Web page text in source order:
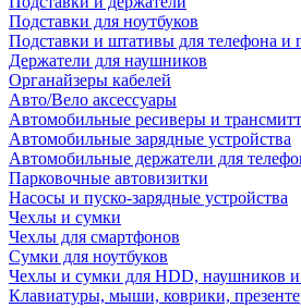
Подставки для ноутбуков
Подставки и штативы для телефона и
Держатели для наушников
Органайзеры кабелей
Авто/Вело аксессуары
Автомобильные ресиверы и
Автомобильные зарядные устройства
Автомобильные держатели для
Парковочные автовизитки
Насосы и пуско-зарядные устройства
Чехлы и сумки
Чехлы для смартфонов
Сумки для ноутбуков
Чехлы и сумки для HDD, наушников и
Клавиатуры, мыши, коврики,